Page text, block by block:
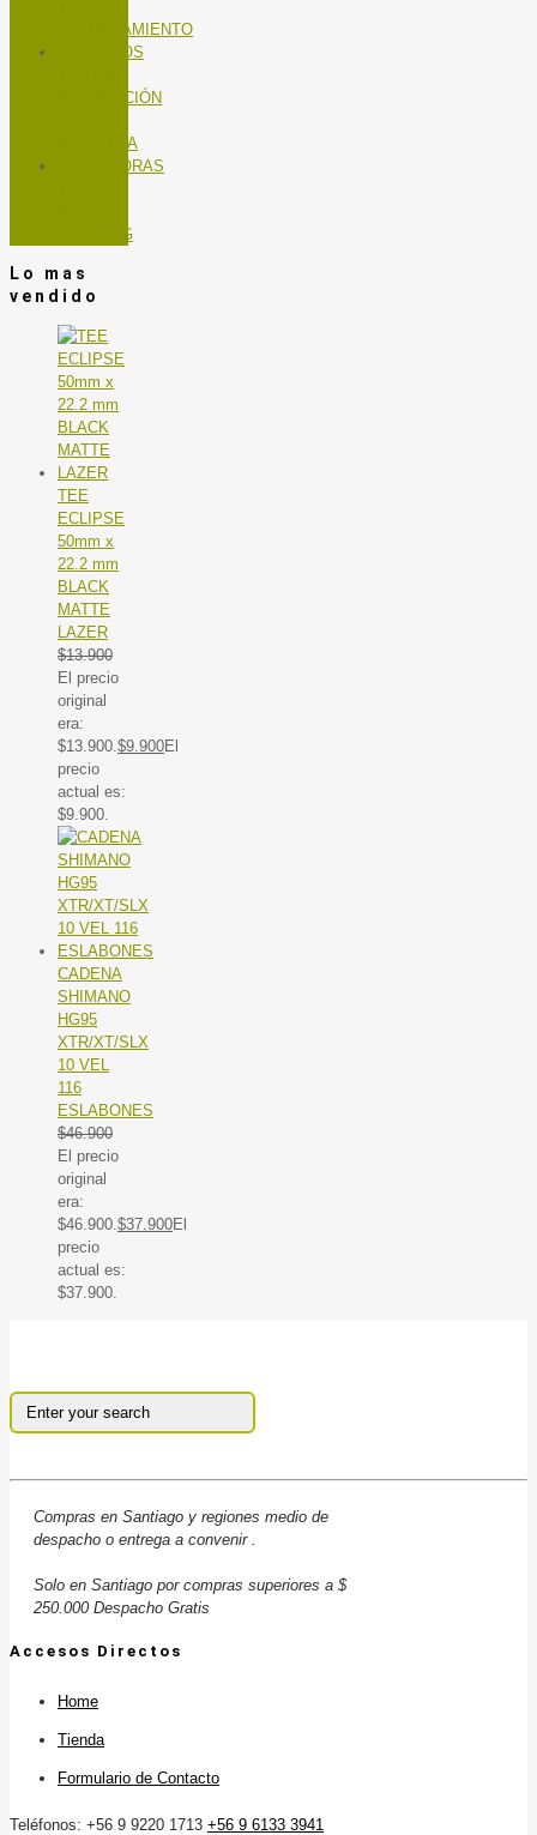
ENTRENAMIENTO
SERVICIOS
MANTENCIÓN
BICICLETA
TROTADORAS
SPINNING
Lo mas
vendido
TEE
ECLIPSE
50mm x
22.2 mm
BLACK
MATTE
LAZER
$13.900
El precio
original
era:
$13.900. $9.900El
precio
actual es:
$9.900.
CADENA
SHIMANO
HG95
XTR/XT/SLX
10 VEL
116
ESLABONES
$46.900
El precio
original
era:
$46.900. $37.900El
precio
actual es:
$37.900.
Compras en Santiago y regiones medio de
despacho o entrega a convenir .
Solo en Santiago por compras superiores a $
250.000 Despacho Gratis
Accesos Directos
Home
Tienda
Formulario de Contacto
Teléfonos: +56 9 9220 1713 +56 9 6133 3941